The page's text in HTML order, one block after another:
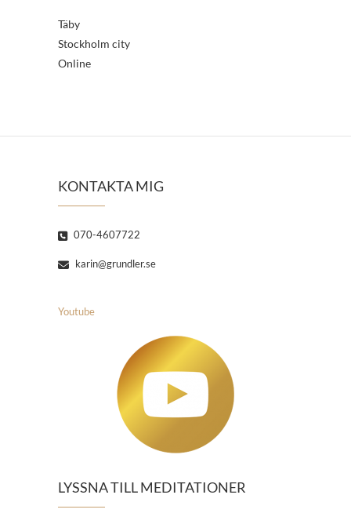
Täby
Stockholm city
Online
KONTAKTA MIG
070-4607722
karin@grundler.se
Youtube
LYSSNA TILL MEDITATIONER